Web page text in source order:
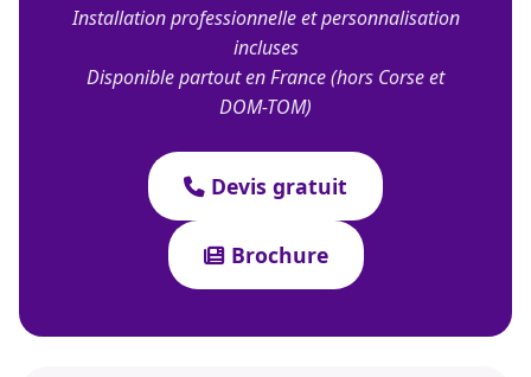
Installation professionnelle et personnalisation
incluses
Disponible partout en France (hors Corse et
DOM-TOM)
Devis gratuit
Brochure